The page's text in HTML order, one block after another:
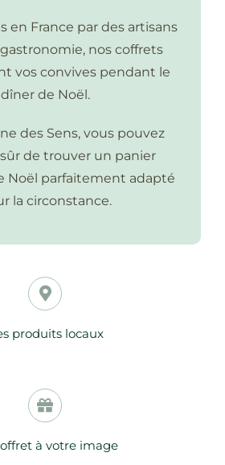
en France par des artisans
nos coffrets
vos convives pendant le
dîner de Noël.
des Sens, vous pouvez
de trouver un panier
Noël parfaitement adapté
la circonstance.
produits locaux
à votre image